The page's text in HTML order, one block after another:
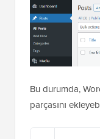
Bu durumda,
parçasını